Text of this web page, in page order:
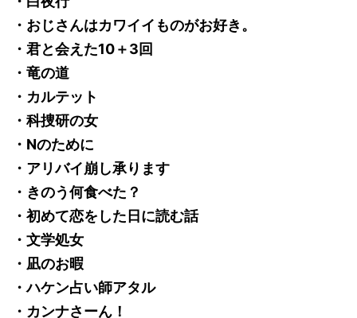
・おじさんはカワイイものがお好き。
・君と会えた10＋3回
・竜の道
・カルテット
・科捜研の女
・Nのために
・アリバイ崩し承ります
・きのう何食べた？
・初めて恋をした日に読む話
・文学処女
・凪のお暇
・ハケン占い師アタル
・カンナさーん！